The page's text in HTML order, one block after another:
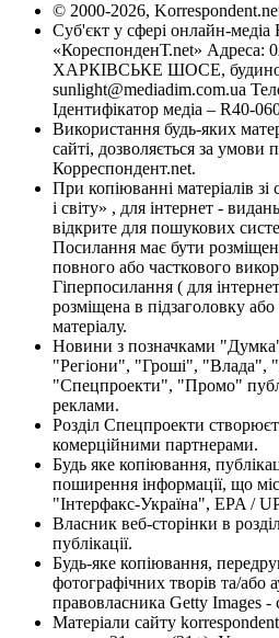
© 2000-2026,
Суб'єкт у сфері онлайн-медіа
«КореспонденТ.net» Адреса:
ХАРКІВСЬКЕ ШОСЕ, будинок
sunlight@mediadim.com.ua
Ідентифікатор медіа – R40-
Використання будь-яких
сайті, дозволяється за умови
Корреспондент.net.
При копіюванні матеріалів
і світу» , для інтернет -
відкрите для пошукових
Посилання має бути
повного або часткового
Гіперпосилання ( для
розміщена в підзаголовку
матеріалу.
Новини з позначками
"Регіони", "Гроші", "Влада",
"Спецпроекти", "Промо"
реклами.
Розділ Спецпроекти
комерційними партнерами.
Будь яке копіювання,
поширення інформації, що
"Інтерфакс-Україна", EPA /
Власник веб-сторінки в
публікації.
Будь-яке копіювання,
фотографічних творів та/або
правовласника Getty Images -
Матеріали сайту